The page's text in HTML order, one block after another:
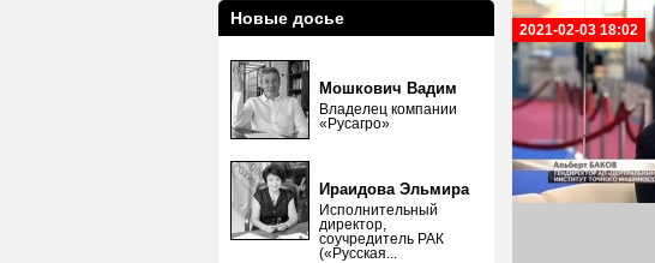
Новые досье
Мошкович Вадим
Владелец компании
«Русагро»
Ираидова Эльмира
Исполнительный
директор,
соучредитель РАК
(«Русская...
2021-02-03 18:02